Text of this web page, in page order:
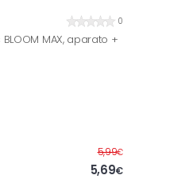
0
MAX, aparato +
5,99€Antes
5,69€